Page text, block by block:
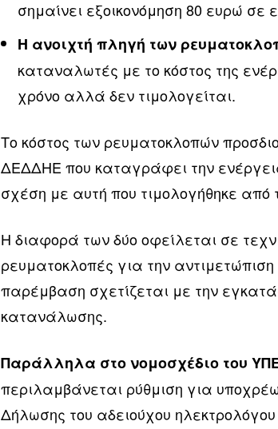
σημαίνει εξοικονόμηση 80 ευρώ
Η ανοιχτή πληγή των
καταναλωτές με το κόστος της
χρόνο αλλά δεν τιμολογείται.
Το κόστος των ρευματοκλοπών
ΔΕΔΔΗΕ που καταγράφει την
σχέση με αυτή που τιμολογήθηκε από
Η διαφορά των δύο οφείλεται σε
ρευματοκλοπές για την
παρέμβαση σχετίζεται με την
κατανάλωσης.
Παράλληλα στο νομοσχέδιο του
περιλαμβάνεται ρύθμιση για
Δήλωσης του αδειούχου